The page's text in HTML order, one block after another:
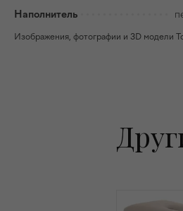
Наполнитель
Изображения, фотографии и 3D модели